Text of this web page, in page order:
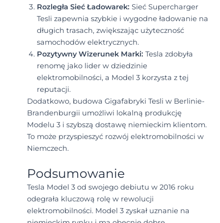
Rozległa Sieć Ładowarek: Sieć Supercharger
Tesli zapewnia szybkie i wygodne ładowanie na
długich trasach, zwiększając użyteczność
samochodów elektrycznych.
Pozytywny Wizerunek Marki: Tesla zdobyła
renomę jako lider w dziedzinie
elektromobilności, a Model 3 korzysta z tej
reputacji.
Dodatkowo, budowa Gigafabryki Tesli w Berlinie-
Brandenburgii umożliwi lokalną produkcję
Modelu 3 i szybszą dostawę niemieckim klientom.
To może przyspieszyć rozwój elektromobilności w
Niemczech.
Podsumowanie
Tesla Model 3 od swojego debiutu w 2016 roku
odegrała kluczową rolę w rewolucji
elektromobilności. Model 3 zyskał uznanie na